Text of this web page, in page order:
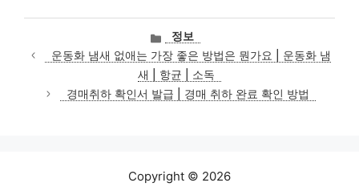
카
테
고
리
정보
운동화 냄새 없애는 가장 좋은 방법은 뭔가요 | 운동화 냄
새 | 항균 | 소독
경매취하 확인서 발급 | 경매 취하 완료 확인 방법
Copyright © 2026